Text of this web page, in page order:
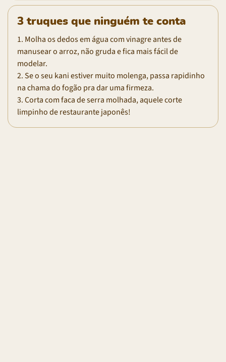
3 truques que ninguém te conta
1. Molha os dedos em água com vinagre antes de
manusear o arroz, não gruda e fica mais fácil de
modelar.
2. Se o seu kani estiver muito molenga, passa rapidinho
na chama do fogão pra dar uma firmeza.
3. Corta com faca de serra molhada, aquele corte
limpinho de restaurante japonês!